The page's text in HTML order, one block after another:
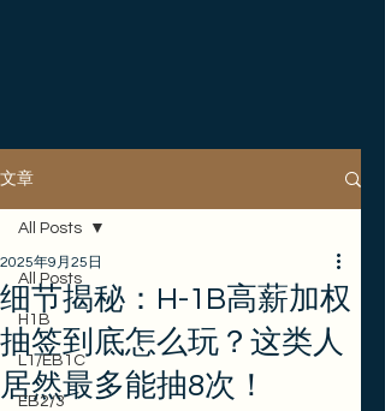
文章
All Posts
H1B
L1/EB1C
EB2/3
All Posts
细节揭秘：H-1B高薪加权
抽签到底怎么玩？这类人
居然最多能抽8次！
2025年9月25日